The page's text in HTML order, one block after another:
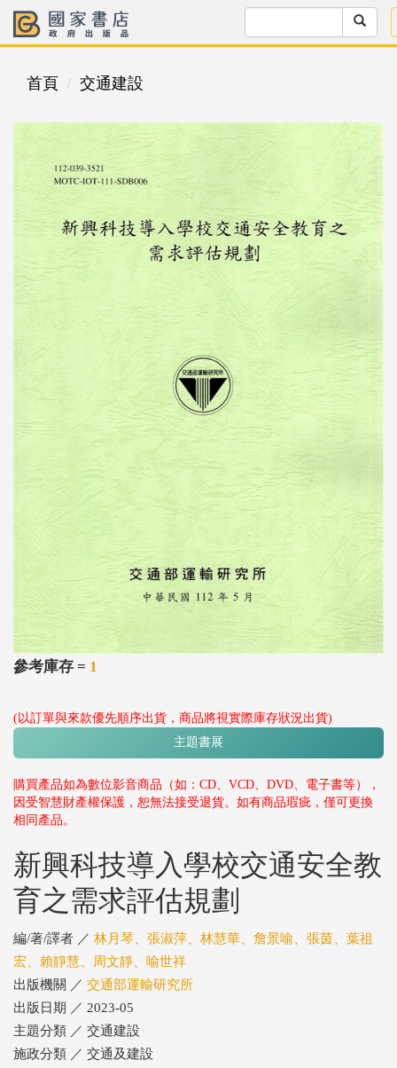
首頁 交通建設
參考庫存 = 1
(以訂單與來款優先順序出貨，商品將視實際庫存狀況出貨)
主題書展
購買產品如為數位影音商品（如：CD、VCD、DVD、電子書等），
因受智慧財產權保護，恕無法接受退貨。如有商品瑕疵，僅可更換
相同產品。
新興科技導入學校交通安全教
育之需求評估規劃
編/著/譯者 ／ 林月琴、張淑萍、林慧華、詹景喻、張茵、葉祖
宏、賴靜慧、周文靜、喻世祥
出版機關 ／ 交通部運輸研究所
出版日期 ／ 2023-05
主題分類 ／ 交通建設
施政分類 ／ 交通及建設